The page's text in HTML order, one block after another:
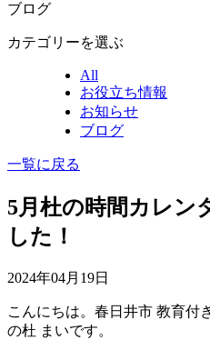
ブログ
カテゴリーを選ぶ
All
お役立ち情報
お知らせ
ブログ
一覧に戻る
5月杜の時間カレン
した！
2024年04月19日
こんにちは。春日井市 教育付
の杜 まいです。